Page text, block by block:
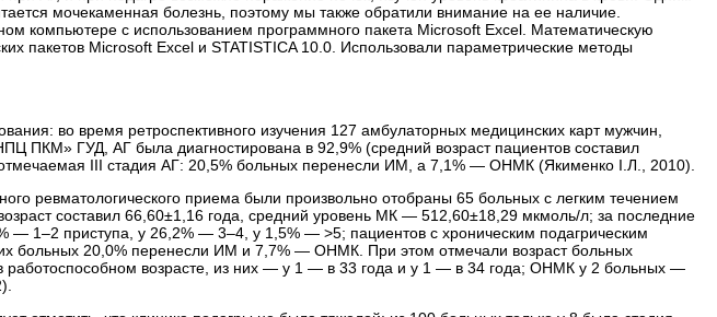
мочекаменная болезнь, поэтому мы также обратили внимание на ее наличие.
компьютере с использованием программного пакета Microsoft Excel. Математическую
пакетов Microsoft Excel и STATISTICA 10.0. Использовали параметрические методы
во время ретроспективного изучения 127 амбулаторных медицинских карт мужчин,
ПКМ» ГУД, АГ была диагностирована в 92,9% (средний возраст пациентов составил
III стадия АГ: 20,5% больных перенесли ИМ, а 7,1% — ОНМК (Якименко І.Л., 2010).
ревматологического приема были произвольно отобраны 65 больных с легким течением
составил 66,60±1,16 года, средний уровень МК — 512,60±18,29 мкмоль/л; за последние
— 1–2 приступа, у 26,2% — 3–4, у 1,5% — >5; пациентов с хроническим подагрическим
больных 20,0% перенесли ИМ и 7,7% — ОНМК. При этом отмечали возраст больных
возрасте, из них — у 1 — в 33 года и у 1 — в 34 года; ОНМК у 2 больных —